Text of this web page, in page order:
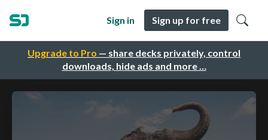
Upgrade to Pro — share decks privately, control
downloads, hide ads and more …
Sign in Sign up for free